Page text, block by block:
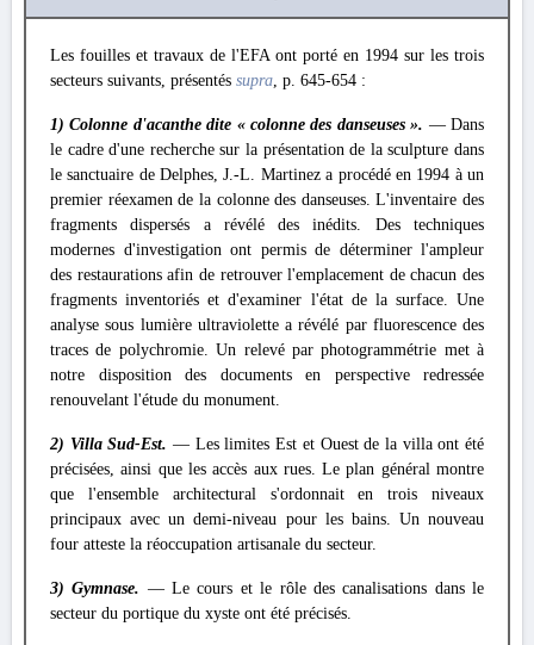
Les fouilles et travaux de l'EFA ont porté en 1994 sur les trois
secteurs suivants, présentés supra, p. 645-654 :
1) Colonne d'acanthe dite « colonne des danseuses ». — Dans
le cadre d'une recherche sur la présentation de la sculpture dans
le sanctuaire de Delphes, J.-L. Martinez a procédé en 1994 à un
premier réexamen de la colonne des danseuses. L'inventaire des
fragments dispersés a révélé des inédits. Des techniques
modernes d'investigation ont permis de déterminer l'ampleur
des restaurations afin de retrouver l'emplacement de chacun des
fragments inventoriés et d'examiner l'état de la surface. Une
analyse sous lumière ultraviolette a révélé par fluorescence des
traces de polychromie. Un relevé par photogrammétrie met à
notre disposition des documents en perspective redressée
renouvelant l'étude du monument.
2) Villa Sud-Est. — Les limites Est et Ouest de la villa ont été
précisées, ainsi que les accès aux rues. Le plan général montre
que l'ensemble architectural s'ordonnait en trois niveaux
principaux avec un demi-niveau pour les bains. Un nouveau
four atteste la réoccupation artisanale du secteur.
3) Gymnase. — Le cours et le rôle des canalisations dans le
secteur du portique du xyste ont été précisés.